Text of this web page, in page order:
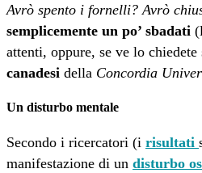
Avrò spento i fornelli? Avrò
semplicemente un po’ sbadati
attenti, oppure, se ve lo chiedete
canadesi della Concordia
Un disturbo mentale
Secondo i ricercatori (i risultati
manifestazione di un disturbo